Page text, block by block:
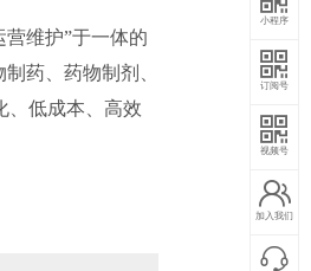
维护”于一体的
药、药物制剂、
、低成本、高效
小程序
订阅号
视频号
加入我们